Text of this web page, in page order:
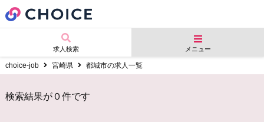
求人検索 メニュー
choice-job 宮崎県 都城市の求人一覧
検索結果が０件です